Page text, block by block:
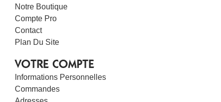
Notre Boutique
Compte Pro
Contact
Plan Du Site
VOTRE COMPTE
Informations Personnelles
Commandes